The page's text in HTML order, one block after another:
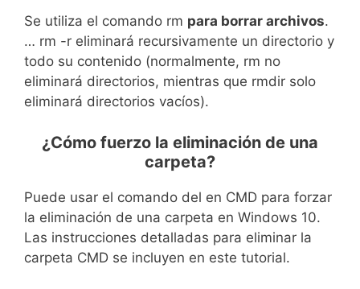
Se utiliza el comando rm para borrar archivos.
… rm -r eliminará recursivamente un directorio y
todo su contenido (normalmente, rm no
eliminará directorios, mientras que rmdir solo
eliminará directorios vacíos).
¿Cómo fuerzo la eliminación de una
carpeta?
Puede usar el comando del en CMD para forzar
la eliminación de una carpeta en Windows 10.
Las instrucciones detalladas para eliminar la
carpeta CMD se incluyen en este tutorial.